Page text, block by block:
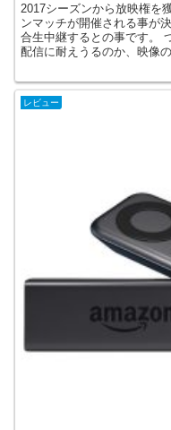
2017シーズンから放映権を
ンマッチが開催される事が
合生中継するとの事です。
配信に耐えうるのか、映像の
レビュー